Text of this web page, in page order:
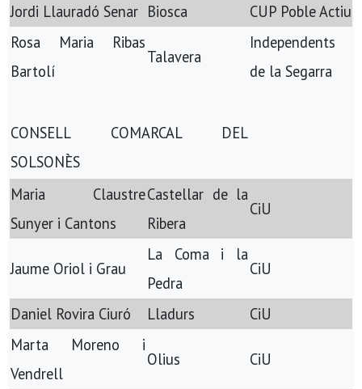
Jordi Llauradó Senar Biosca
CUP Poble Actiu
Rosa Maria Ribas
Bartolí
Talavera
Independents
de la Segarra
CONSELL COMARCAL DEL
SOLSONÈS
Maria Claustre
Sunyer i Cantons
Castellar de la
Ribera
CiU
Jaume Oriol i Grau
La Coma i la
Pedra
CiU
Daniel Rovira Ciuró Lladurs
CiU
Marta Moreno i
Vendrell
Olius CiU